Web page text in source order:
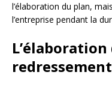
l’élaboration du plan,
l’entreprise pendant la